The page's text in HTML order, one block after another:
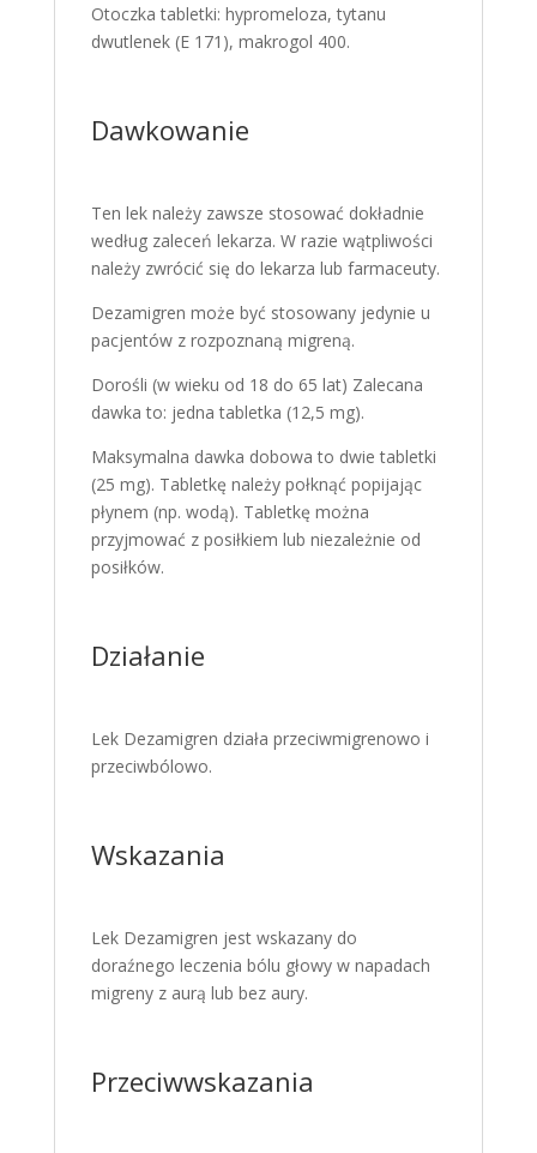
Otoczka tabletki: hypromeloza, tytanu
dwutlenek (E 171), makrogol 400.
Dawkowanie
Ten lek należy zawsze stosować dokładnie
według zaleceń lekarza. W razie wątpliwości
należy zwrócić się do lekarza lub farmaceuty.
Dezamigren może być stosowany jedynie u
pacjentów z rozpoznaną migreną.
Dorośli (w wieku od 18 do 65 lat) Zalecana
dawka to: jedna tabletka (12,5 mg).
Maksymalna dawka dobowa to dwie tabletki
(25 mg). Tabletkę należy połknąć popijając
płynem (np. wodą). Tabletkę można
przyjmować z posiłkiem lub niezależnie od
posiłków.
Działanie
Lek Dezamigren działa przeciwmigrenowo i
przeciwbólowo.
Wskazania
Lek Dezamigren jest wskazany do
doraźnego leczenia bólu głowy w napadach
migreny z aurą lub bez aury.
Przeciwwskazania